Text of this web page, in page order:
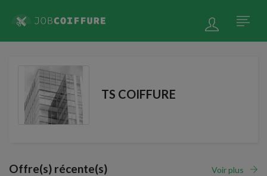
TS COIFFURE
Offre(s) récente(s) Voir plus